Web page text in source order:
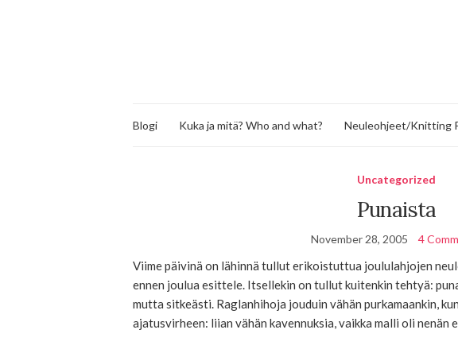
Blogi Kuka ja mitä? Who and what? Neuleohjeet/Knitting
Uncategorized
Punaista
November 28, 2005 4
Viime päivinä on lähinnä tullut erikoistuttua joululahjojen
ennen joulua esittele. Itsellekin on tullut kuitenkin tehtyä:
mutta sitkeästi. Raglanhihoja jouduin vähän purkamaankin,
ajatusvirheen: liian vähän kavennuksia, vaikka malli oli nenän